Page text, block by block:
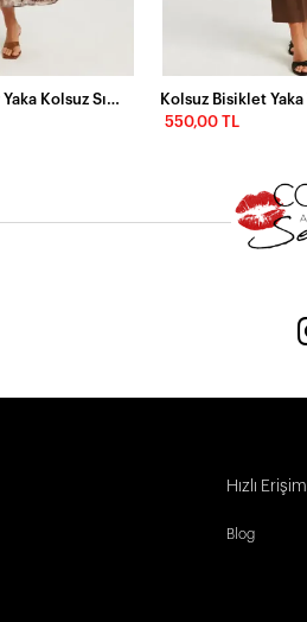
550,00 TL
Hızlı Erişim
Blog